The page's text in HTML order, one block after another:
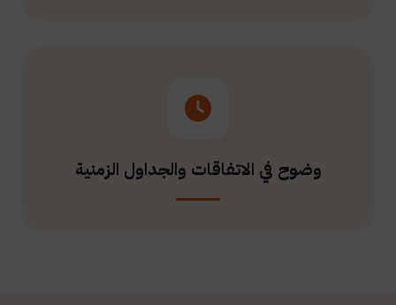
وضوح في الاتفاقات والجداول الزمنية